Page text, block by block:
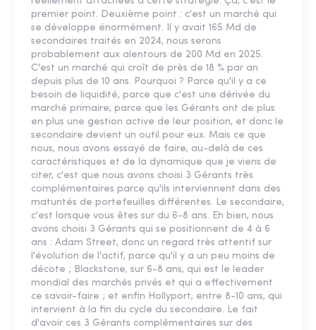
premier point. Deuxième point : c'est un marché qui
se développe énormément. Il y avait 165 Md de
secondaires traités en 2024, nous serons
probablement aux alentours de 200 Md en 2025.
C'est un marché qui croît de près de 18 % par an
depuis plus de 10 ans. Pourquoi ? Parce qu'il y a ce
besoin de liquidité, parce que c'est une dérivée du
marché primaire, parce que les Gérants ont de plus
en plus une gestion active de leur position, et donc le
secondaire devient un outil pour eux. Mais ce que
nous, nous avons essayé de faire, au-delà de ces
caractéristiques et de la dynamique que je viens de
citer, c'est que nous avons choisi 3 Gérants très
complémentaires parce qu'ils interviennent dans des
maturités de portefeuilles différentes. Le secondaire,
c'est lorsque vous êtes sur du 6-8 ans. Eh bien, nous
avons choisi 3 Gérants qui se positionnent de 4 à 6
ans : Adam Street, donc un regard très attentif sur
l'évolution de l'actif, parce qu'il y a un peu moins de
décote ; Blackstone, sur 6-8 ans, qui est le leader
mondial des marchés privés et qui a effectivement
ce savoir-faire ; et enfin Hollyport, entre 8-10 ans, qui
intervient à la fin du cycle du secondaire. Le fait
d'avoir ces 3 Gérants complémentaires sur des